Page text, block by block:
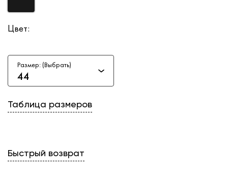
Цвет:
Размер: (Выбрать)
44
Таблица размеров
Быстрый возврат